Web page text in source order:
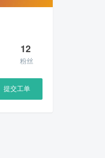
12
粉丝
提交工单